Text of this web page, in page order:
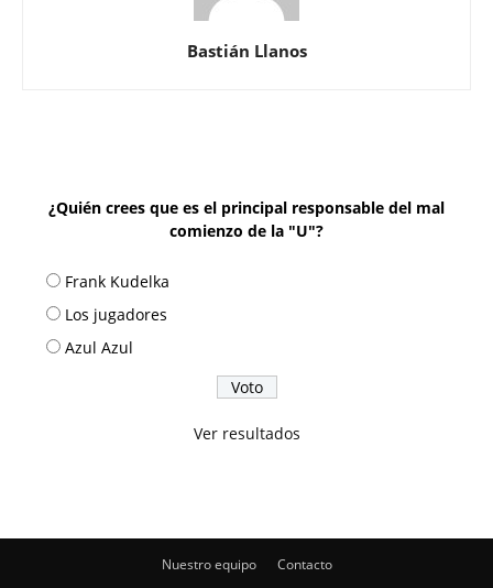
Bastián Llanos
¿Quién crees que es el principal responsable del mal
comienzo de la "U"?
Frank Kudelka
Los jugadores
Azul Azul
Ver resultados
Nuestro equipo Contacto